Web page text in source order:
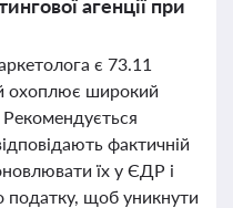
агенції при
є 73.11
охоплює широкий
фактичній
їх у ЄДР і
податку, щоб уникнути